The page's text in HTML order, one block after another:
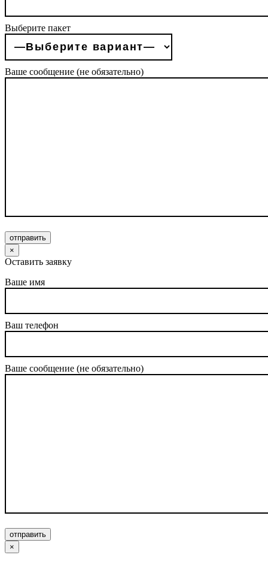
Выберите пакет
Ваше сообщение (не обязательно)
отправить
×
Оставить заявку
Ваше имя
Ваш телефон
Ваше сообщение (не обязательно)
отправить
×